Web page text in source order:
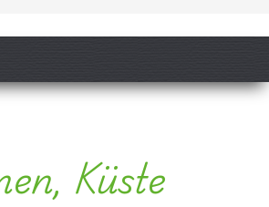
Küste